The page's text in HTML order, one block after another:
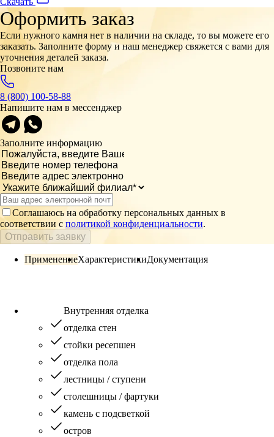
Оформить заказ
Если нужного камня нет в наличии на складе, то вы можете его
заказать. Заполните форму и наш менеджер свяжется с вами для
уточнения деталей заказа.
Позвоните нам
8 (800) 100-58-88
Напишите нам в мессенджер
Заполните информацию
Соглашаюсь на обработку персональных данных в
соответствии с политикой конфиденциальности.
Отправить заявку
ПрименениеХарактеристикиДокументация
Внутренняя отделка
отделка стен
стойки ресепшен
отделка пола
лестницы / ступени
столешницы / фартуки
камень с подсветкой
остров